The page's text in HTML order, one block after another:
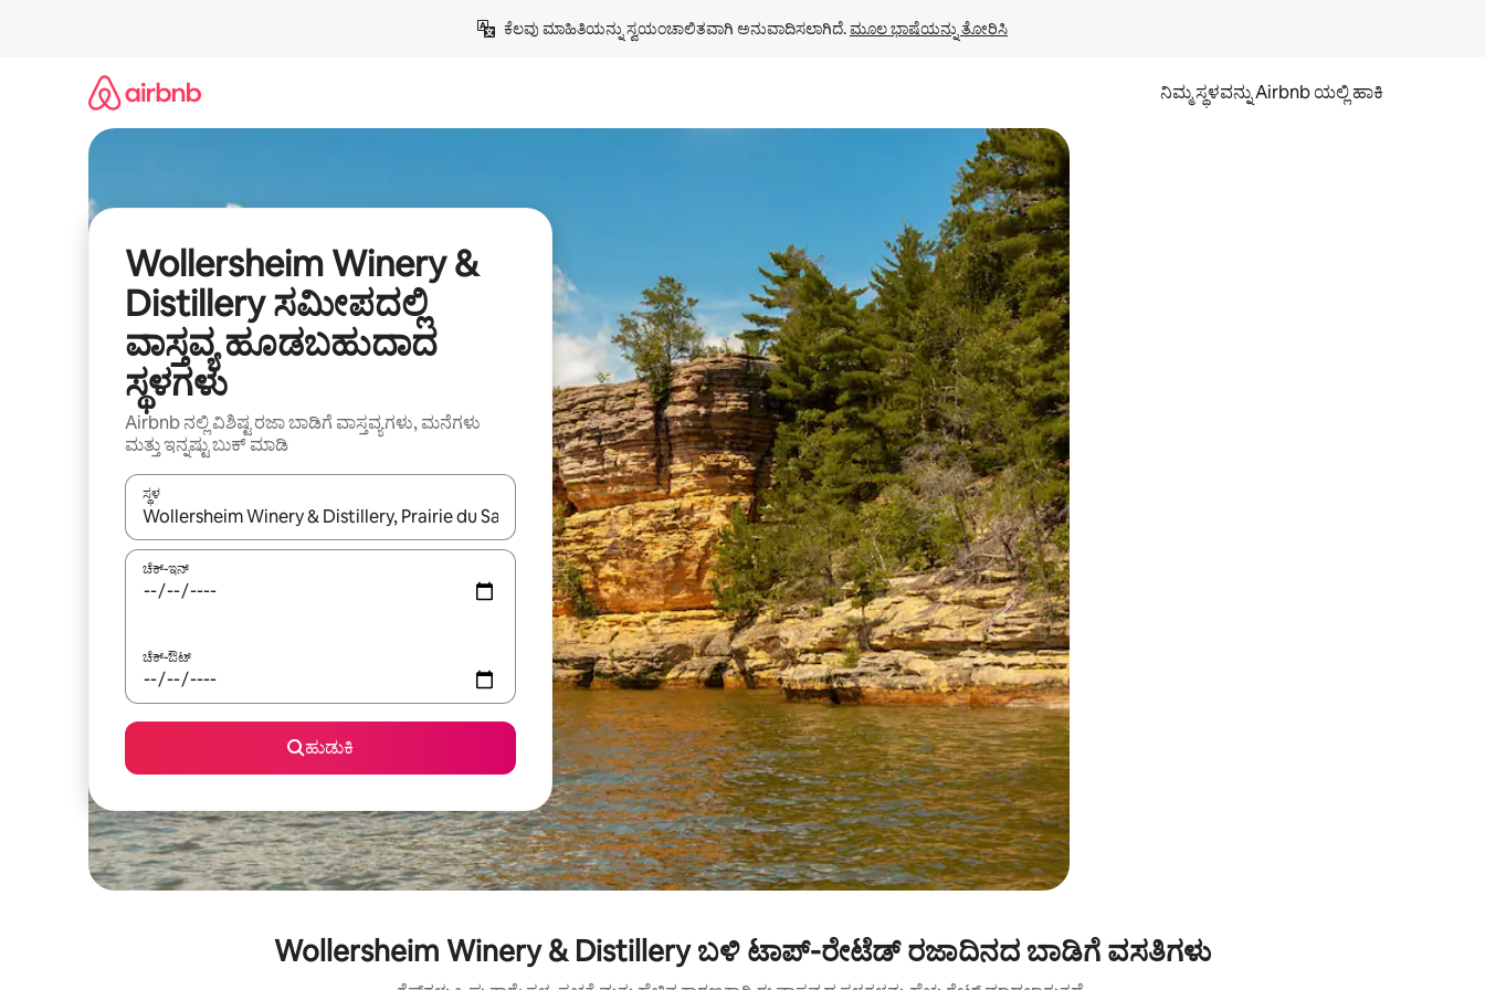
ಕೆಲವು ಮಾಹಿತಿಯನ್ನು ಸ್ವಯಂಚಾಲಿತವಾಗಿ ಅನುವಾದಿಸಲಾಗಿದೆ. ಮೂಲ ಭಾಷೆಯನ್ನು ತೋರಿಸಿ
ನಿಮ್ಮ ಸ್ಥಳವನ್ನು Airbnb ಯಲ್ಲಿ ಹಾಕಿ
Wollersheim Winery &
Distillery ಸಮೀಪದಲ್ಲಿ
ವಾಸ್ತವ್ಯ ಹೂಡಬಹುದಾದ
ಸ್ಥಳಗಳು
Airbnb ನಲ್ಲಿ ವಿಶಿಷ್ಟ ರಜಾ ಬಾಡಿಗೆ ವಾಸ್ತವ್ಯಗಳು, ಮನೆಗಳು
ಮತ್ತು ಇನ್ನಷ್ಟು ಬುಕ್ ಮಾಡಿ
ಸ್ಥಳ
ಫಲಿತಾಂಶಗಳು ಲಭ್ಯವಿರುವಾಗ, ಅಪ್ ಮತ್ತು ಡೌನ್ ಬಾಣದ ಕೀಲಿಗಳೊಂದಿಗೆ ನ್ಯಾವಿಗೇಟ್ ಮಾಡಿ ಅಥವಾ ಸ್ಪರ್ಶ ಅಥವಾ ಸ್ವೈಪ್ ಗೆಸ್ಚರ್‌ಗಳ ಮೂಲಕ ಅನ್ವೇಷಿಸಿ.
ಚೆಕ್-ಇನ್
ಚೆಕ್-ಔಟ್
ಹುಡುಕಿ
Wollersheim Winery & Distillery ಬಳಿ ಟಾಪ್-ರೇಟೆಡ್ ರಜಾದಿನದ ಬಾಡಿಗೆ ವಸತಿಗಳು